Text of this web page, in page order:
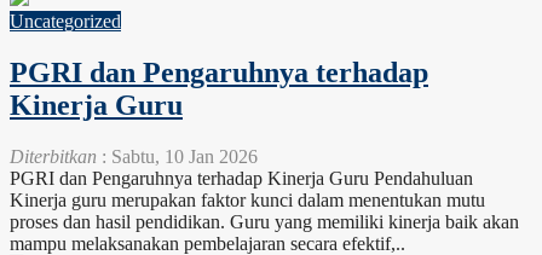
Uncategorized
PGRI dan Pengaruhnya terhadap
Kinerja Guru
Diterbitkan : Sabtu, 10 Jan 2026
PGRI dan Pengaruhnya terhadap Kinerja Guru Pendahuluan
Kinerja guru merupakan faktor kunci dalam menentukan mutu
proses dan hasil pendidikan. Guru yang memiliki kinerja baik akan
mampu melaksanakan pembelajaran secara efektif,..